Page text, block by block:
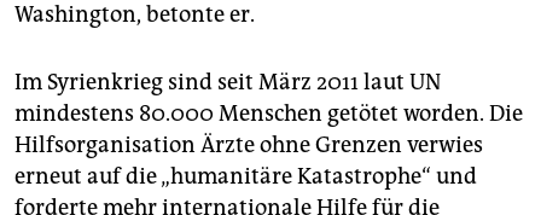
Washington, betonte er.
Im Syrienkrieg sind seit März 2011 laut UN
mindestens 80.000 Menschen getötet worden. Die
Hilfsorganisation Ärzte ohne Grenzen verwies
erneut auf die „humanitäre Katastrophe“ und
forderte mehr internationale Hilfe für die